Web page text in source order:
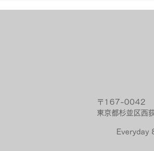
護の両立支援。factoriaとして
〒167-0042
東京都杉並区西
Everyday